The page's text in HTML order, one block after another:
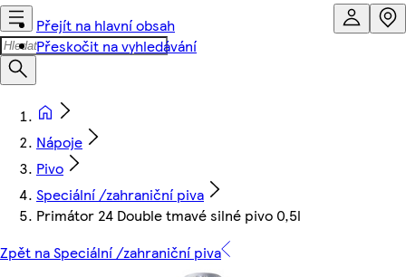
Přejít na hlavní obsah
Přeskočit na vyhledávání
Nápoje
Pivo
Speciální /zahraniční piva
Primátor 24 Double tmavé silné pivo 0,5l
Zpět na Speciální /zahraniční piva